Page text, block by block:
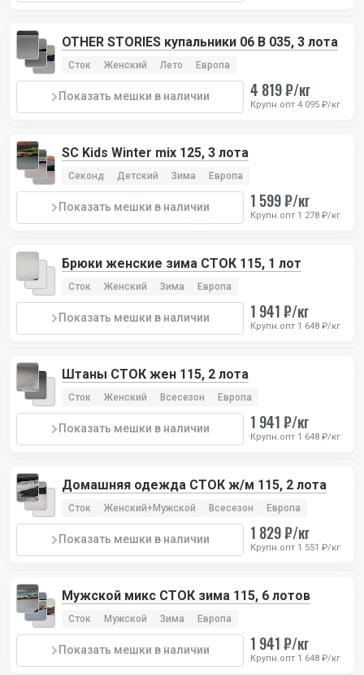
OTHER STORIES купальники 06 B 035, 3 лота
Сток Женский Лето Европа
Показать мешки в наличии 4 819 ₽/кг
Крупн.опт 4 095 ₽/кг
SC Kids Winter mix 125, 3 лота
Секонд Детский Зима Европа
Показать мешки в наличии 1 599 ₽/кг
Крупн.опт 1 278 ₽/кг
Брюки женские зима СТОК 115, 1 лот
Сток Женский Зима Европа
Показать мешки в наличии 1 941 ₽/кг
Крупн.опт 1 648 ₽/кг
Штаны СТОК жен 115, 2 лота
Сток Женский Всесезон Европа
Показать мешки в наличии 1 941 ₽/кг
Крупн.опт 1 648 ₽/кг
Домашняя одежда СТОК ж/м 115, 2 лота
Сток Женский+Мужской Всесезон Европа
Показать мешки в наличии 1 829 ₽/кг
Крупн.опт 1 551 ₽/кг
Мужской микс СТОК зима 115, 6 лотов
Сток Мужской Зима Европа
Показать мешки в наличии 1 941 ₽/кг
Крупн.опт 1 648 ₽/кг